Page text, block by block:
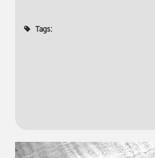
Tags: